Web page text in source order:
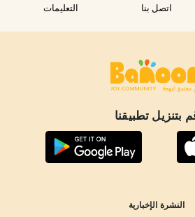
اتصل بنا التعليمات
بتنزيل تطبيقنا
النشرة الإخبارية